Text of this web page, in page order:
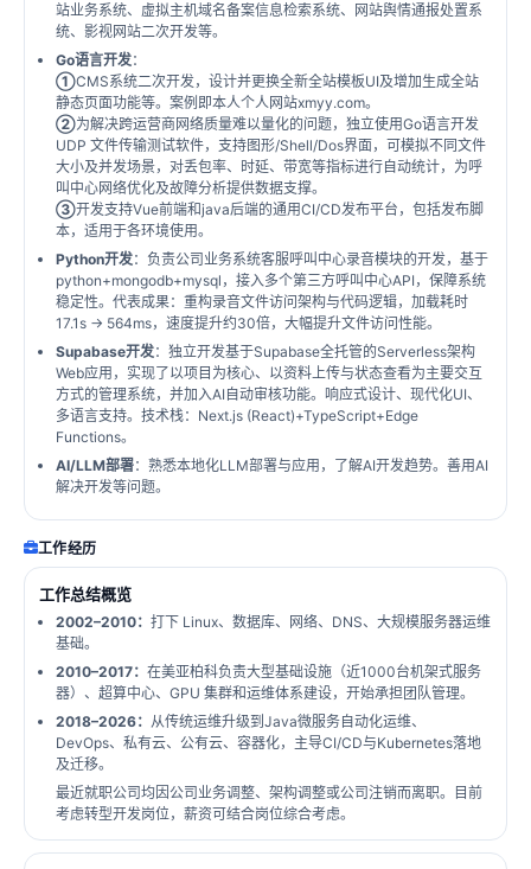
站业务系统、虚拟主机域名备案信息检索系统、网站舆情通报处置系
统、影视网站二次开发等。
Go语言开发：
①CMS系统二次开发，设计并更换全新全站模板UI及增加生成全站
静态页面功能等。案例即本人个人网站xmyy.com。
②为解决跨运营商网络质量难以量化的问题，独立使用Go语言开发
UDP 文件传输测试软件，支持图形/Shell/Dos界面，可模拟不同文件
大小及并发场景，对丢包率、时延、带宽等指标进行自动统计，为呼
叫中心网络优化及故障分析提供数据支撑。
③开发支持Vue前端和java后端的通用CI/CD发布平台，包括发布脚
本，适用于各环境使用。
Python开发：负责公司业务系统客服呼叫中心录音模块的开发，基于
python+mongodb+mysql，接入多个第三方呼叫中心API，保障系统
稳定性。代表成果：重构录音文件访问架构与代码逻辑，加载耗时
17.1s → 564ms，速度提升约30倍，大幅提升文件访问性能。
Supabase开发：独立开发基于Supabase全托管的Serverless架构
Web应用，实现了以项目为核心、以资料上传与状态查看为主要交互
方式的管理系统，并加入AI自动审核功能。响应式设计、现代化UI、
多语言支持。技术栈：Next.js (React)+TypeScript+Edge
Functions。
AI/LLM部署：熟悉本地化LLM部署与应用，了解AI开发趋势。善用AI
解决开发等问题。
工作经历
工作总结概览
2002–2010： 打下 Linux、数据库、网络、DNS、大规模服务器运维
基础。
2010–2017： 在美亚柏科负责大型基础设施（近1000台机架式服务
器）、超算中心、GPU 集群和运维体系建设，开始承担团队管理。
2018–2026： 从传统运维升级到Java微服务自动化运维、
DevOps、私有云、公有云、容器化，主导CI/CD与Kubernetes落地
及迁移。
最近就职公司均因公司业务调整、架构调整或公司注销而离职。目前
考虑转型开发岗位，薪资可结合岗位综合考虑。